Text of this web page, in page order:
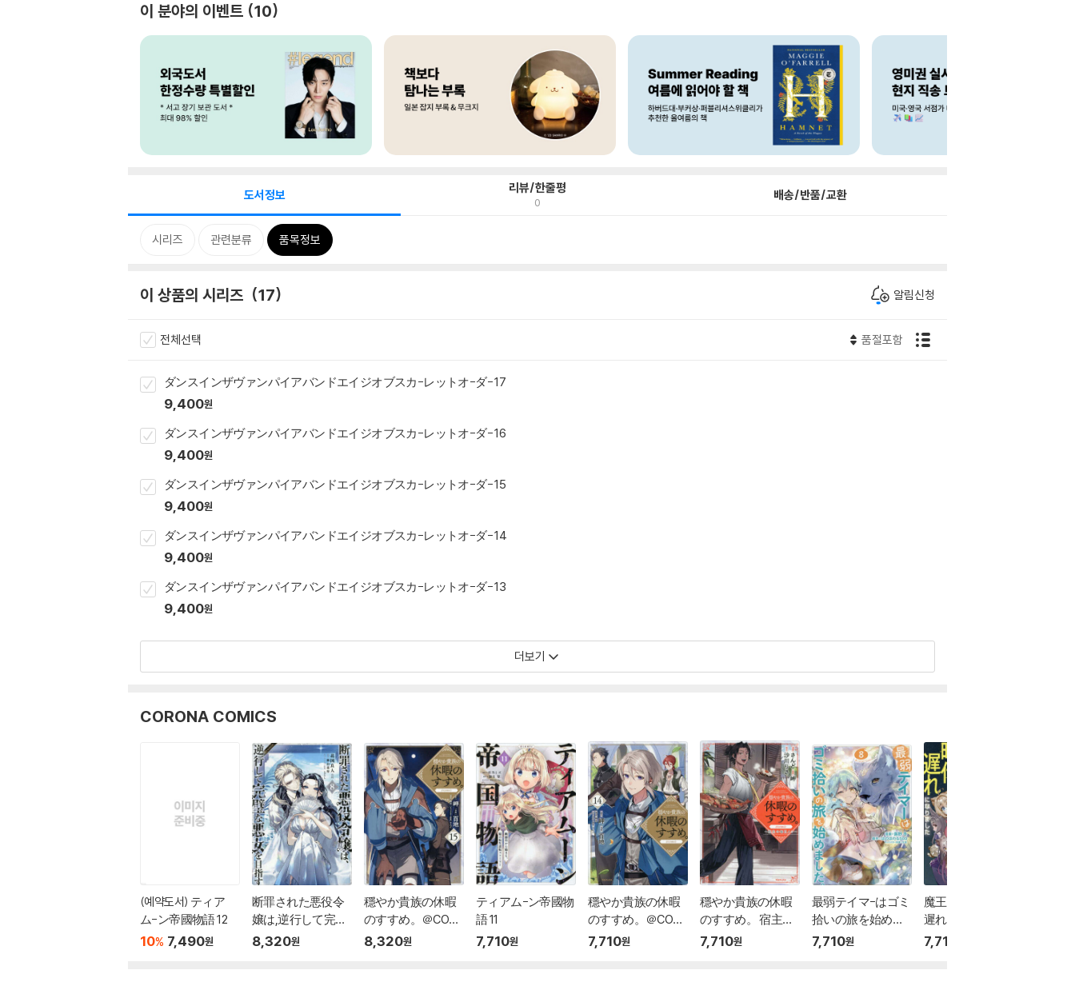
이 분야의 이벤트 10
도서정보 리뷰/한줄평
0 배송/반품/교환
시리즈 관련분류 품목정보
이 상품의 시리즈 17 알림신청
전체선택 품절포함
ダンスインザヴァンパイアバンドエイジオブスカ-レットオ-ダ- 17
9,400원
ダンスインザヴァンパイアバンドエイジオブスカ-レットオ-ダ- 16
9,400원
ダンスインザヴァンパイアバンドエイジオブスカ-レットオ-ダ- 15
9,400원
ダンスインザヴァンパイアバンドエイジオブスカ-レットオ-ダ- 14
9,400원
ダンスインザヴァンパイアバンドエイジオブスカ-レットオ-ダ- 13
9,400원
더보기
CORONA COMICS
(예약도서) ティア
ム-ン帝國物語 12
10% 7,490원
断罪された悪役令
嬢は,逆行して完璧
な悪女を目指す＠C
8,320원
穩やか貴族の休暇
のすすめ。＠COMI
C 15
8,320원
ティアム-ン帝國物
語 11
7,710원
穩やか貴族の休暇
のすすめ。＠COMI
C 14
7,710원
穩やか貴族の休暇
のすすめ。 宿主の
7,710원
最弱テイマ-はゴミ
拾いの旅を始めま
した。@COMIC 8
7,710원
魔王と勇者が時代
遲れになりました
7,710